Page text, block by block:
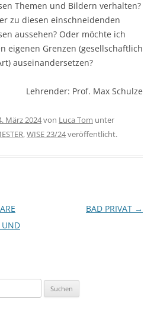
Themen und Bildern verhalten?
zu diesen einschneidenden
aussehen? Oder möchte ich
eigenen Grenzen (gesellschaftlich
auseinandersetzen?
Lehrender: Prof. Max Schulze
März 2024von Luca Tom unter
,WISE 23/24veröffentlicht.
UND
BAD PRIVAT →